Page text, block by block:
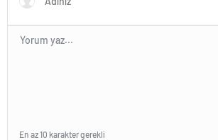
En az 10 karakter gerekli